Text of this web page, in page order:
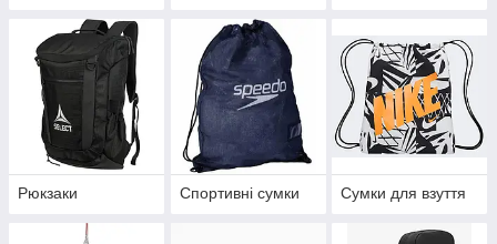
Рюкзаки Спортивні сумки Сумки для взуття